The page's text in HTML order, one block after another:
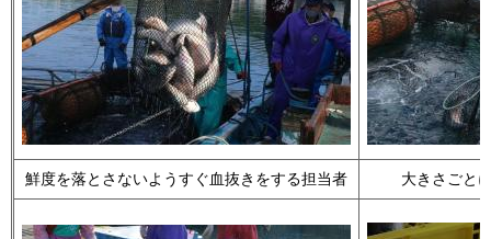
鮮度を落とさないようすぐ血抜きをする担当者 大きさごと